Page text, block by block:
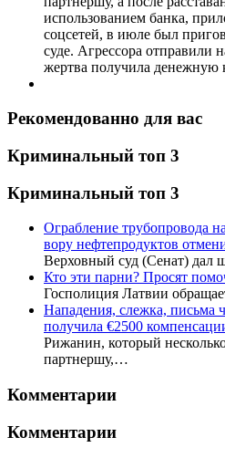
использованием банка,
соцсетей, в июле был
суде. Агрессора отправили
жертва получила денежную
Рекомендованно для вас
Криминальный топ 3
Криминальный топ 3
Ограбление трубопровода
вору нефтепродуктов
Верховный суд (Сенат) дал
Кто эти парни? Просят
Госполиция Латвии
Нападения, слежка, письма
получила €2500
Рижанин, который
партнершу,…
Комментарии
Комментарии